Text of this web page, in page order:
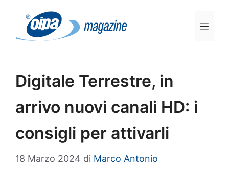
contenuto
Digitale Terrestre, in
arrivo nuovi canali HD: i
consigli per attivarli
18 Marzo 2024 di Marco Antonio